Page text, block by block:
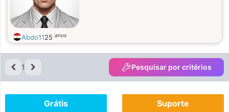
Abdo1125 anos
1 Pesquisar por critérios
Grátis Suporte